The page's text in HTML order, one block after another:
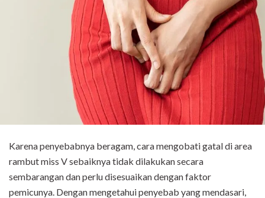
Karena penyebabnya beragam, cara mengobati gatal di area
rambut miss V sebaiknya tidak dilakukan secara
sembarangan dan perlu disesuaikan dengan faktor
pemicunya. Dengan mengetahui penyebab yang mendasari,